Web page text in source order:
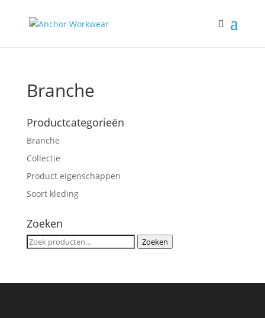
Branche
Productcategorieën
Branche
Collectie
Product eigenschappen
Soort kleding
Zoeken
Zoeken
Zoeken